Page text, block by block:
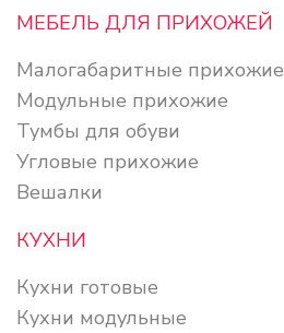
МЕБЕЛЬ ДЛЯ ПРИХОЖЕЙ
Малогабаритные прихожие
Модульные прихожие
Тумбы для обуви
Угловые прихожие
Вешалки
КУХНИ
Кухни готовые
Кухни модульные